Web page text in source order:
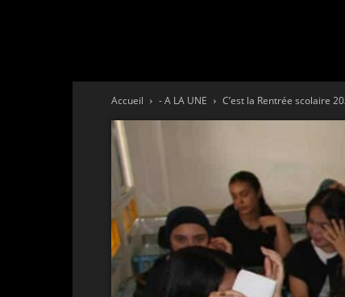
Accueil - A LA UNE C’est la Rentrée scolaire